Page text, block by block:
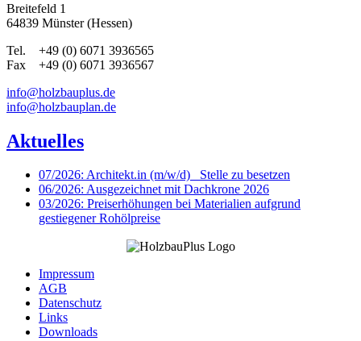
Breitefeld 1
64839 Münster (Hessen)
Tel. +49 (0) 6071 3936565
Fax +49 (0) 6071 3936567
info@holzbauplus.de
info@holzbauplan.de
Aktuelles
07/2026: Architekt.in (m/w/d)_ Stelle zu besetzen
06/2026: Ausgezeichnet mit Dachkrone 2026
03/2026: Preiserhöhungen bei Materialien aufgrund
gestiegener Rohölpreise
Impressum
AGB
Datenschutz
Links
Downloads